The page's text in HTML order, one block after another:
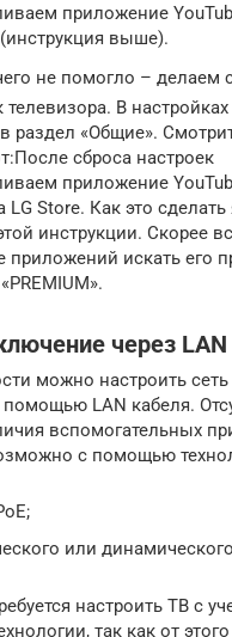
приложение
выше).
не помогло – делаем
телевизора. В
раздел «Общие».
сброса настроек
приложение
LG Store. Как это
инструкции. Скорее
приложений искать его
через LAN
можно настроить
помощью LAN кабеля.
вспомогательных
с помощью
или
настроить ТВ с
так как от